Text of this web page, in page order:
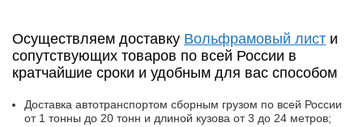
Осуществляем доставку Вольфрамовый лист и
сопутствующих товаров по всей России в
кратчайшие сроки и удобным для вас способом
Доставка автотранспортом сборным грузом по всей России
от 1 тонны до 20 тонн и длиной кузова от 3 до 24 метров;